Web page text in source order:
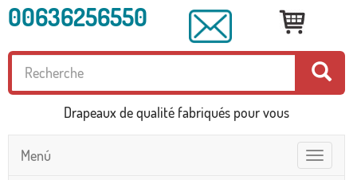
00636256550
Drapeaux de qualité fabriqués pour vous
Toggle
navigation
Menú